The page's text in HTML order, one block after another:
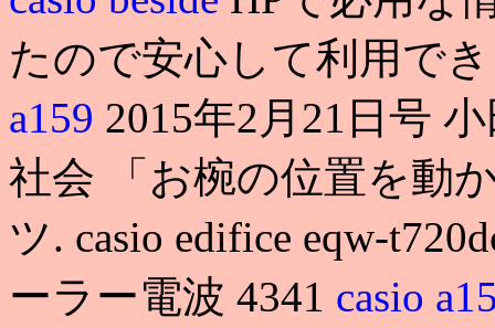
たので安心して利用で
a159 2015年2月21日号
社会 「お椀の位置を動
ツ. casio edifice eqw-
ーラー電波 4341 casio